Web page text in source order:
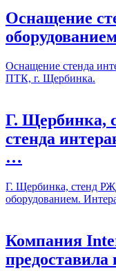
Оснащение
Оснащение стенда
ПТК, г. Щербинка.
Г. Щербинка,
стенда
…
Г. Щербинка, стенд
оборудованием.
Компания